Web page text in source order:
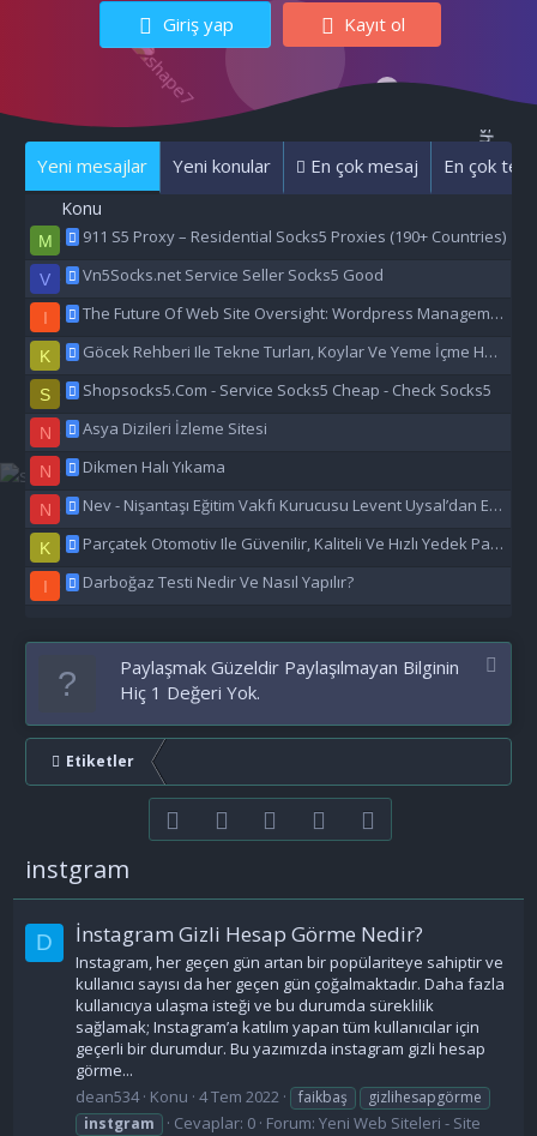
Giriş yap Kayıt ol
Yeni mesajlar Yeni konular En çok mesaj En çok
Konu
M 911 S5 Proxy – Residential Socks5 Proxies (190+ Countries)
V Vn5Socks.net Service Seller Socks5 Good
I The Future Of Web Site Oversight: Wordpress Management Aı
K Göcek Rehberi Ile Tekne Turları, Koylar Ve Yeme İçme Hakkında Eşsiz Bilgiler
S Shopsocks5.Com - Service Socks5 Cheap - Check Socks5
N Asya Dizileri İzleme Sitesi
N Dikmen Halı Yıkama
N Nev - Nişantaşı Eğitim Vakfı Kurucusu Levent Uysal’dan Eğitime Büyük Destek
K Parçatek Otomotiv Ile Güvenilir, Kaliteli Ve Hızlı Yedek Parça Çözümleri
I Darboğaz Testi Nedir Ve Nasıl Yapılır?
Paylaşmak Güzeldir Paylaşılmayan Bilginin
Hiç 1 Değeri Yok.
Etiketler
FacebookTwitter youtubeBize ulaşın
instgram
D İnstagram Gizli Hesap Görme Nedir?
Instagram, her geçen gün artan bir popülariteye sahiptir ve
kullanıcı sayısı da her geçen gün çoğalmaktadır. Daha fazla
kullanıcıya ulaşma isteği ve bu durumda süreklilik
sağlamak; Instagram’a katılım yapan tüm kullanıcılar için
geçerli bir durumdur. Bu yazımızda instagram gizli hesap
görme...
dean534 Konu 4 Tem 2022 faikbaş
gizlihesapgörme
instgram
Cevaplar: 0 Forum:Yeni Web Siteleri - Site